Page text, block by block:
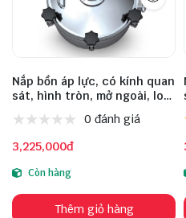
Nắp bồn áp lực, có kính quan
sát, hình tròn, mở ngoài, loại
300 306 3 90 2.5 4 DN80 1-3,
size 300, inox 304
0 đánh giá
3,225,000đ
Còn hàng
Thêm giỏ hàng